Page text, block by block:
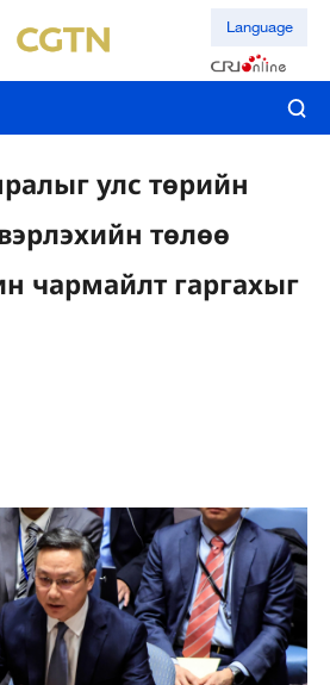
Language
улс төрийн
төлөө
чармайлт гаргахыг